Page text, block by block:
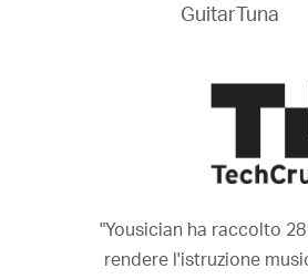
GuitarTuna
"Yousician ha raccolto
rendere l'istruzione